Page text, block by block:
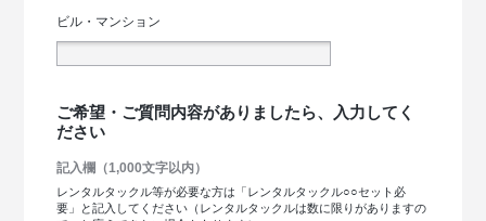
ビル・マンション
ご希望・ご質問内容がありましたら、入力してく
ださい
記入欄（1,000文字以内）
レンタルタックル等が必要な方は「レンタルタックル○○セット必
要」と記入してください（レンタルタックルは数に限りがありますの